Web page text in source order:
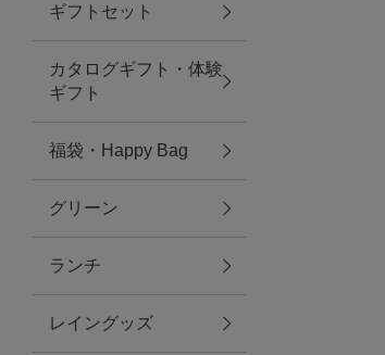
ウエア＆バッグ
ウエア
レイングッズ
アクセサリー
ファッション雑貨
ファッショングッズ
ギフトセット
カタログギフト・体験
ギフト
福袋・Happy Bag
グリーン
ランチ
レイングッズ